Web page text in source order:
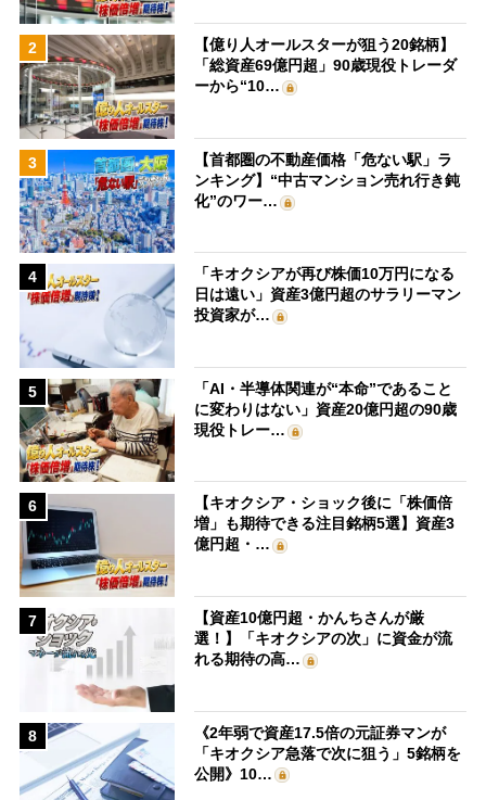
2
【億り人オールスターが狙う20銘柄】
「総資産69億円超」90歳現役トレーダ
ーから“10…
3
【首都圏の不動産価格「危ない駅」ラ
ンキング】“中古マンション売れ行き鈍
化”のワー…
4
「キオクシアが再び株価10万円になる
日は遠い」資産3億円超のサラリーマン
投資家が…
5
「AI・半導体関連が“本命”であること
に変わりはない」資産20億円超の90歳
現役トレー…
6
【キオクシア・ショック後に「株価倍
増」も期待できる注目銘柄5選】資産3
億円超・…
7
【資産10億円超・かんちさんが厳
選！】「キオクシアの次」に資金が流
れる期待の高…
8
《2年弱で資産17.5倍の元証券マンが
「キオクシア急落で次に狙う」5銘柄を
公開》10…